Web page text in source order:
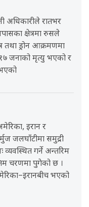
अधिकारीले रातभर
क्षेत्रमा रुसले
तथा ड्रोन आक्रमणमा
जनाको मृत्यु भएको र
इरान र
जलघाँटीमा समुद्री
गर्ने अन्तरिम
चरणमा पुगेको छ ।
भएको